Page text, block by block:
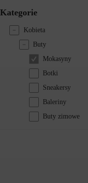
Kategorie
Kobieta
Buty
Mokasyny
Botki
Sneakersy
Baleriny
Buty zimowe